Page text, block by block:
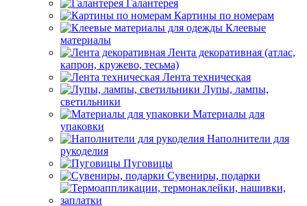
Галантерея
Картины по номерам
Клеевые
материалы
Лента декоративная (атлас,
капрон, кружево, тесьма)
Лента техническая
Лупы, лампы,
светильники
Материалы для
упаковки
Наполнители для
рукоделия
Пуговицы
Сувениры, подарки